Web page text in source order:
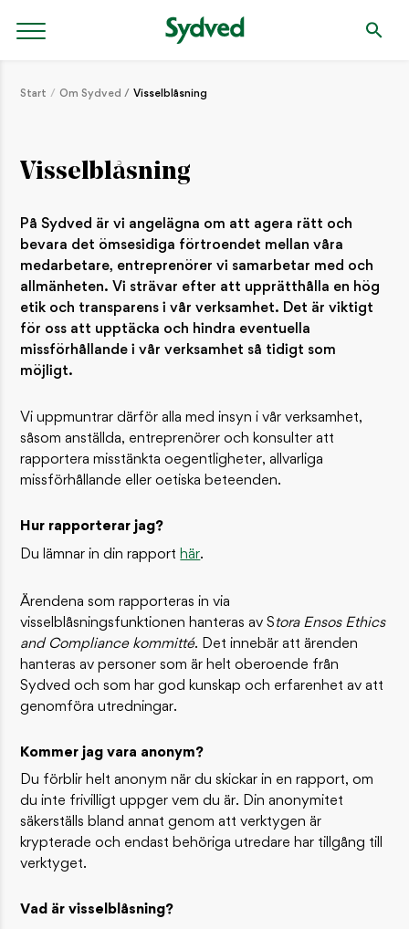
Start Om Sydved Visselblåsning
Visselblåsning
På Sydved är vi angelägna om att agera rätt och
bevara det ömsesidiga förtroendet mellan våra
medarbetare, entreprenörer vi samarbetar med och
allmänheten. Vi strävar efter att upprätthålla en hög
etik och transparens i vår verksamhet. Det är viktigt
för oss att upptäcka och hindra eventuella
missförhållande i vår verksamhet så tidigt som
möjligt.
Vi uppmuntrar därför alla med insyn i vår verksamhet,
såsom anställda, entreprenörer och konsulter att
rapportera misstänkta oegentligheter, allvarliga
missförhållande eller oetiska beteenden.
Hur rapporterar jag?
Du lämnar in din rapport här.
Ärendena som rapporteras in via
visselblåsningsfunktionen hanteras av Stora Ensos Ethics
and Compliance kommitté. Det innebär att ärenden
hanteras av personer som är helt oberoende från
Sydved och som har god kunskap och erfarenhet av att
genomföra utredningar.
Kommer jag vara anonym?
Du förblir helt anonym när du skickar in en rapport, om
du inte frivilligt uppger vem du är. Din anonymitet
säkerställs bland annat genom att verktygen är
krypterade och endast behöriga utredare har tillgång till
verktyget.
Vad är visselblåsning?